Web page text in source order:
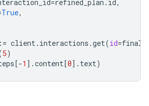
=refined_plan . id,
True,
:= client. interactions .get(id=
5)
[-1 ] .content[0] . text)